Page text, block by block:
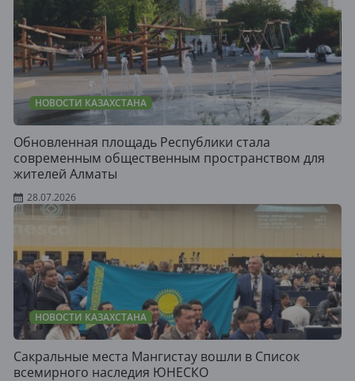
НОВОСТИ КАЗАХСТАНА
Обновленная площадь Республики стала
современным общественным пространством для
жителей Алматы
28.07.2026
НОВОСТИ КАЗАХСТАНА
Сакральные места Мангистау вошли в Список
всемирного наследия ЮНЕСКО